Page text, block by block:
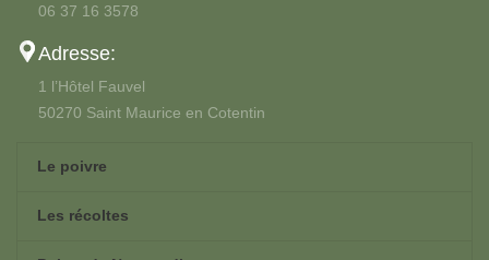
06 37 16 3578
Adresse:
1 l’Hôtel Fauvel
50270 Saint Maurice en Cotentin
Le poivre
Les récoltes